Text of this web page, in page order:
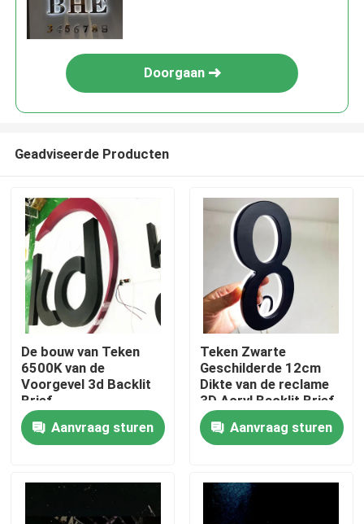
Huis
Producten
Ongeveer ons
Doorgaan
Geadviseerde Producten
De bouw van Teken
6500K van de
Voorgevel 3d Backlit
Brief
Aanvraag sturen
Teken Zwarte
Geschilderde 12cm
Dikte van de reclame
3D Acryl Backlit Brief
Aanvraag sturen